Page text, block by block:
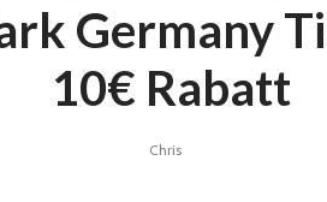
Germany
10€ Rabatt
Chris